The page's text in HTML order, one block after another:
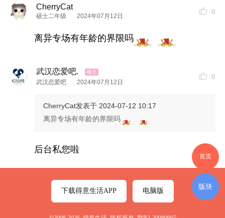
CherryCat
硕士二年级 2024年07月12日
0
离异专场有年龄的界限吗
武汉恋爱吧.
武汉恋爱吧 2024年07月12日
0
CherryCat发表于 2024-07-12 10:17
离异专场有年龄的界限吗
后台私您啦
首页
版块
下载得意生活APP 电脑版